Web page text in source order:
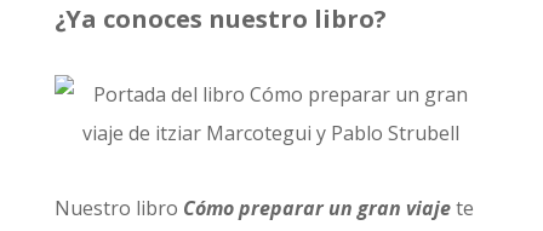
¿Ya conoces nuestro libro?
Nuestro libro Cómo preparar un gran viajete